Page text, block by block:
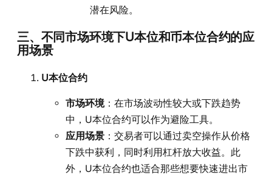
潜在风险。
三、不同市场环境下U本位和币本位合约的应
用场景
U本位合约
市场环境：在市场波动性较大或下跌趋势
中，U本位合约可以作为避险工具。
应用场景 ：交易者可以通过卖空操作从价格
下跌中获利，同时利用杠杆放大收益。此
外，U本位合约也适合那些想要快速进出市